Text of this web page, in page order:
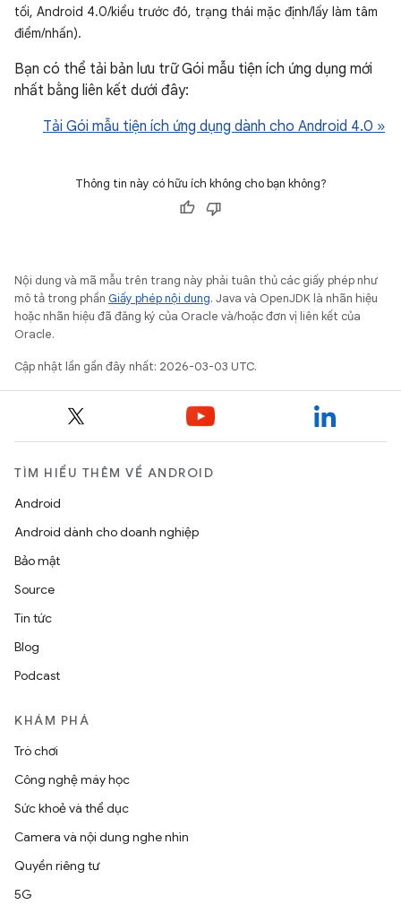
tối, Android 4.0/kiểu trước đó, trạng thái mặc định/lấy làm tâm
điểm/nhấn).
Bạn có thể tải bản lưu trữ Gói mẫu tiện ích ứng dụng mới
nhất bằng liên kết dưới đây:
Tải Gói mẫu tiện ích ứng dụng dành cho Android 4.0 »
Thông tin này có hữu ích không cho bạn không?
Nội dung và mã mẫu trên trang này phải tuân thủ các giấy phép như
mô tả trong phần Giấy phép nội dung. Java và OpenJDK là nhãn hiệu
hoặc nhãn hiệu đã đăng ký của Oracle và/hoặc đơn vị liên kết của
Oracle.
Cập nhật lần gần đây nhất: 2026-03-03 UTC.
TÌM HIỂU THÊM VỀ ANDROID
Android
Android dành cho doanh nghiệp
Bảo mật
Source
Tin tức
Blog
Podcast
KHÁM PHÁ
Trò chơi
Công nghệ máy học
Sức khoẻ và thể dục
Camera và nội dung nghe nhìn
Quyền riêng tư
5G